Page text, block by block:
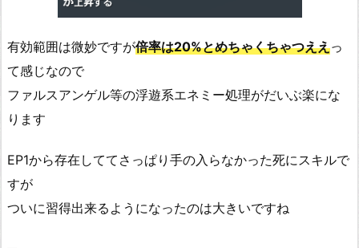
有効範囲は微妙ですが倍率は20%とめちゃくちゃつええっ
て感じなので
ファルスアンゲル等の浮遊系エネミー処理がだいぶ楽にな
ります
EP1から存在しててさっぱり手の入らなかった死にスキルで
すが
ついに習得出来るようになったのは大きいですね